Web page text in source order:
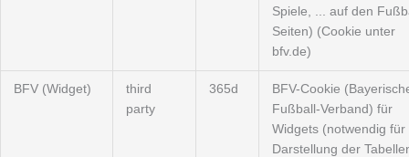
Spiele, ... auf den
Seiten) (Cookie unter
bfv.de)
BFV (Widget)
third
party
365d
BFV-Cookie
Fußball-Verband) für
Widgets (notwendig für
Darstellung der